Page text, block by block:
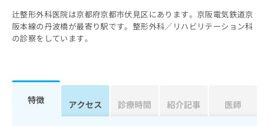
辻整形外科医院は京都府京都市伏見区にあります。京阪電気鉄道京
阪本線の丹波橋が最寄り駅です。整形外科／リハビリテーション科
の診察をしています。
特徴 アクセス 診療時間 紹介記事 医師
ら
ビ
医
係